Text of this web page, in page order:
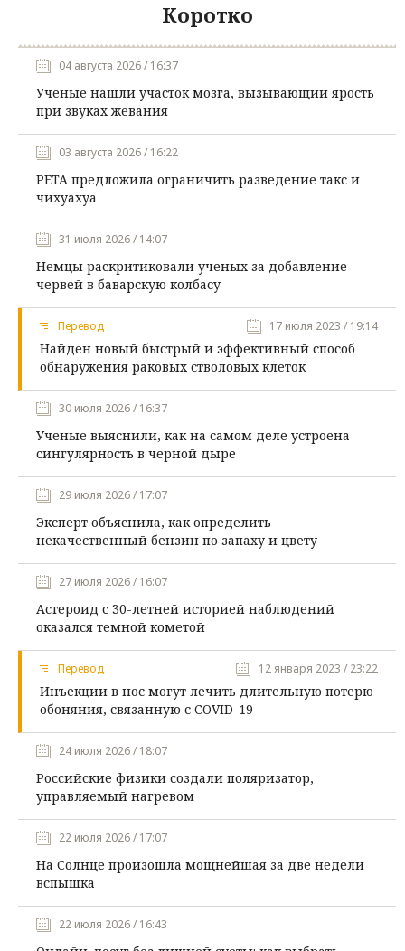
Коротко
04 августа 2026 / 16:37
Ученые нашли участок мозга, вызывающий ярость
при звуках жевания
03 августа 2026 / 16:22
PETA предложила ограничить разведение такс и
чихуахуа
31 июля 2026 / 14:07
Немцы раскритиковали ученых за добавление
червей в баварскую колбасу
Перевод 17 июля 2023 / 19:14
Найден новый быстрый и эффективный способ
обнаружения раковых стволовых клеток
30 июля 2026 / 16:37
Ученые выяснили, как на самом деле устроена
сингулярность в черной дыре
29 июля 2026 / 17:07
Эксперт объяснила, как определить
некачественный бензин по запаху и цвету
27 июля 2026 / 16:07
Астероид с 30-летней историей наблюдений
оказался темной кометой
Перевод 12 января 2023 / 23:22
Инъекции в нос могут лечить длительную потерю
обоняния, связанную с COVID-19
24 июля 2026 / 18:07
Российские физики создали поляризатор,
управляемый нагревом
22 июля 2026 / 17:07
На Солнце произошла мощнейшая за две недели
вспышка
22 июля 2026 / 16:43